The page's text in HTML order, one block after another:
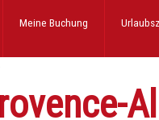
Meine Buchung